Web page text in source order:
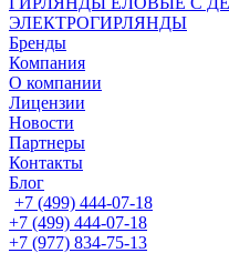
ЭЛЕКТРОГИРЛЯНДЫ
Бренды
Компания
О компании
Лицензии
Новости
Партнеры
Контакты
Блог
+7 (499) 444-07-18
+7 (499) 444-07-18
+7 (977) 834-75-13